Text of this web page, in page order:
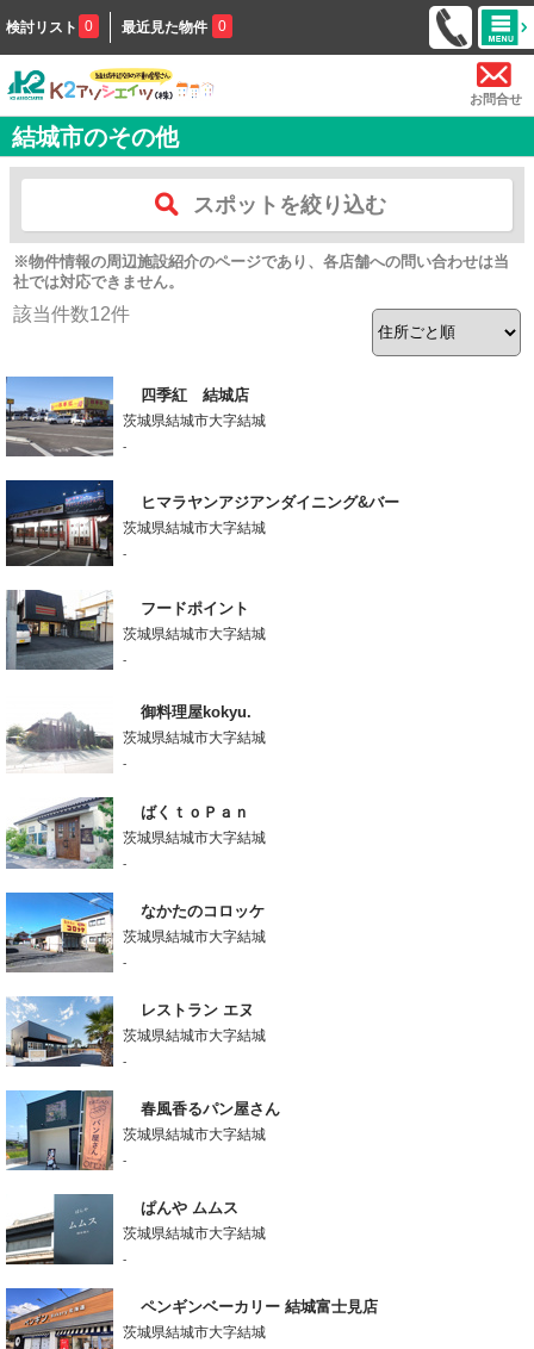
検討リスト 0 最近見た物件 0
お問合せ
結城市のその他
スポットを絞り込む
※物件情報の周辺施設紹介のページであり、各店舗への問い合わせは当
社では対応できません。
該当件数12件
四季紅 結城店
茨城県結城市大字結城
-
ヒマラヤンアジアンダイニング&バー
茨城県結城市大字結城
-
フードポイント
茨城県結城市大字結城
-
御料理屋kokyu.
茨城県結城市大字結城
-
ばくｔｏＰａｎ
茨城県結城市大字結城
-
なかたのコロッケ
茨城県結城市大字結城
-
レストラン エヌ
茨城県結城市大字結城
-
春風香るパン屋さん
茨城県結城市大字結城
-
ぱんや ムムス
茨城県結城市大字結城
-
ペンギンベーカリー 結城富士見店
茨城県結城市大字結城